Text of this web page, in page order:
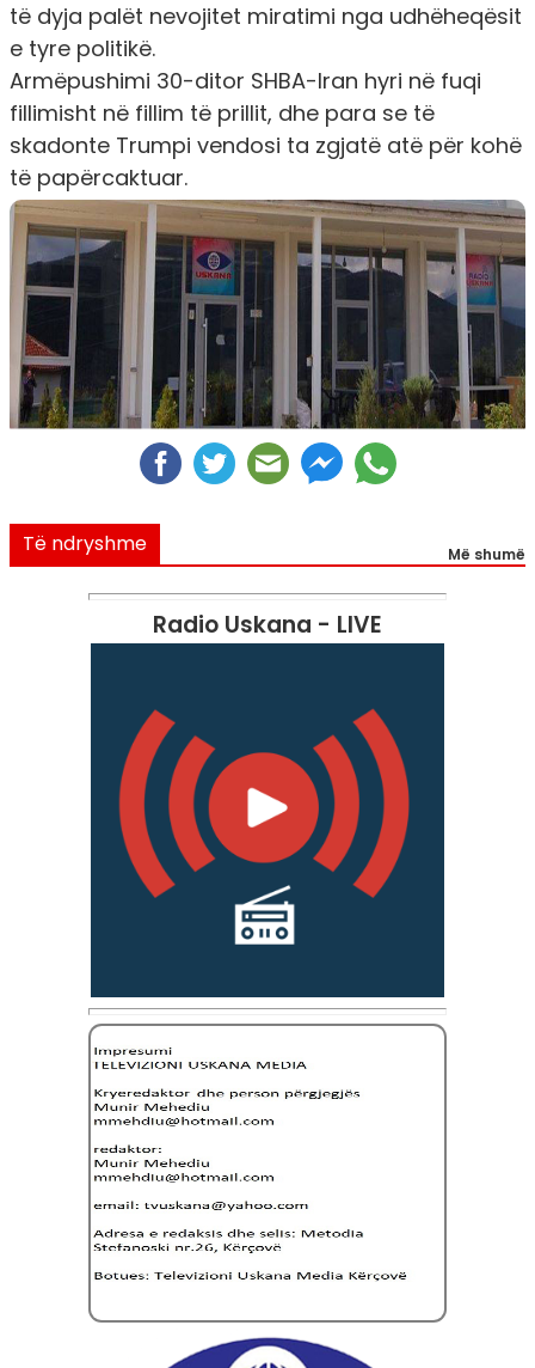
të dyja palët nevojitet miratimi nga udhëheqësit
e tyre politikë.
Armëpushimi 30-ditor SHBA-Iran hyri në fuqi
fillimisht në fillim të prillit, dhe para se të
skadonte Trumpi vendosi ta zgjatë atë për kohë
të papërcaktuar.
Të ndryshme Më shumë
Radio Uskana - LIVE